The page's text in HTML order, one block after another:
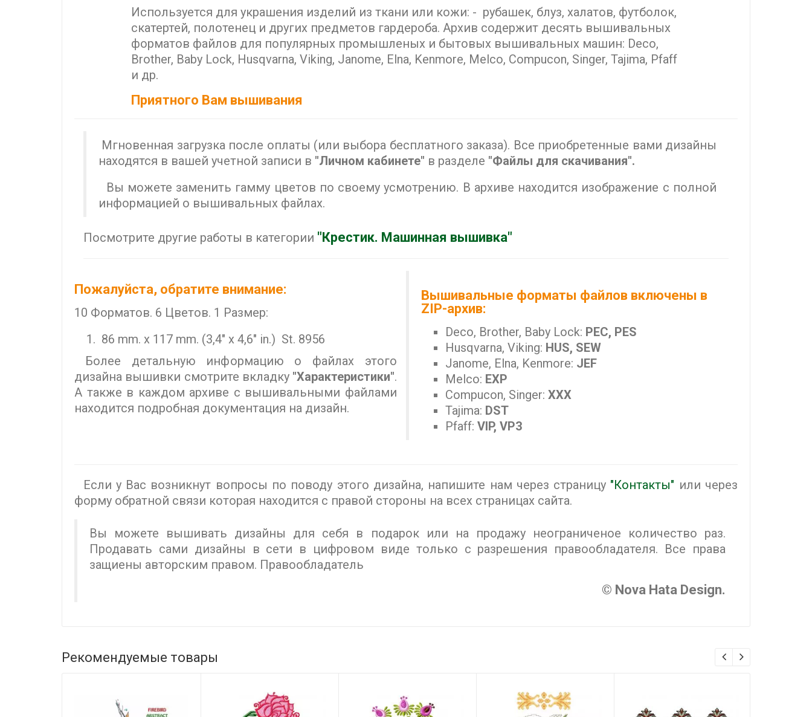
Используется для украшения изделий из ткани или кожи: - рубашек, блуз, халатов, футболок,
скатертей, полотенец и других предметов гардероба. Архив содержит десять вышивальных
форматов файлов для популярных промышленых и бытовых вышивальных машин: Deco,
Brother, Baby Lock, Husqvarna, Viking, Janome, Elna, Kenmore, Melco, Compucon, Singer, Tajima, Pfaff
и др.
Приятного Вам вышивания
Мгновенная загрузка после оплаты (или выбора бесплатного заказа). Все приобретенные вами дизайны
находятся в вашей учетной записи в "Личном кабинете" в разделе "Файлы для скачивания".
Вы можете заменить гамму цветов по своему усмотрению. В архиве находится изображение с полной
информацией о вышивальных файлах.
Посмотрите другие работы в категории "Крестик. Машинная вышивка"
Пожалуйста, обратите внимание:
10 Форматов. 6 Цветов. 1 Размер:
86 mm. x 117 mm. (3,4" x 4,6" in.) St. 8956
Более детальную информацию о файлах этого
дизайна вышивки смотрите вкладку "Характеристики".
А также в каждом архиве с вышивальными файлами
находится подробная документация на дизайн.
Вышивальные форматы файлов включены в
ZIP-архив:
Deco, Brother, Baby Lock: PEC, PES
Husqvarna, Viking: HUS, SEW
Janome, Elna, Kenmore: JEF
Melco: EXP
Compucon, Singer: XXX
Tajima: DST
Pfaff: VIP, VP3
Если у Вас возникнут вопросы по поводу этого дизайна, напишите нам через страницу "Контакты" или через
форму обратной связи которая находится с правой стороны на всех страницах сайта.
Вы можете вышивать дизайны для себя в подарок или на продажу неограниченое количество раз.
Продавать сами дизайны в сети в цифровом виде только с разрешения правообладателя. Все права
защиены авторским правом. Правообладатель
© Nova Hata Design.
Рекомендуемые товары